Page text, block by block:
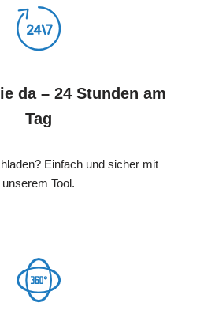
da – 24 Stunden am
Tag
Einfach und sicher mit
unserem Tool.